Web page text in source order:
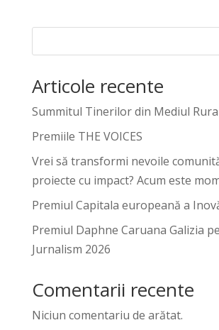
Articole recente
Summitul Tinerilor din Mediul
Premiile THE VOICES
Vrei să transformi nevoile
proiecte cu impact? Acum este
Premiul Capitala europeană a
Premiul Daphne Caruana Galizia
Jurnalism 2026
Comentarii recente
Niciun comentariu de arătat.